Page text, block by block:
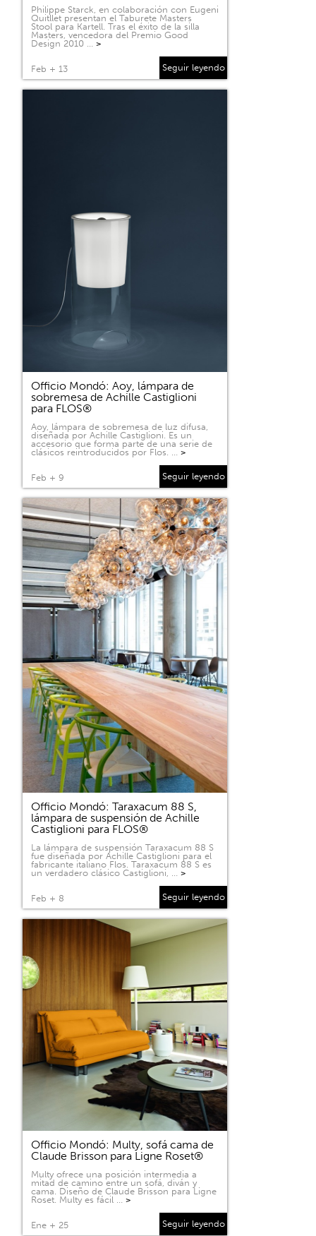
Philippe Starck, en colaboración con Eugeni
Quitllet presentan el Taburete Masters
Stool para Kartell. Tras el éxito de la silla
Masters, vencedora del Premio Good
Design 2010 … >
Feb + 13 Seguir leyendo
Officio Mondó: Aoy, lámpara de
sobremesa de Achille Castiglioni
para FLOS®
Aoy, lámpara de sobremesa de luz difusa,
diseñada por Achille Castiglioni. Es un
accesorio que forma parte de una serie de
clásicos reintroducidos por Flos. … >
Feb + 9 Seguir leyendo
Officio Mondó: Taraxacum 88 S,
lámpara de suspensión de Achille
Castiglioni para FLOS®
La lámpara de suspensión Taraxacum 88 S
fue diseñada por Achille Castiglioni para el
fabricante italiano Flos. Taraxacum 88 S es
un verdadero clásico Castiglioni, … >
Feb + 8 Seguir leyendo
Officio Mondó: Multy, sofá cama de
Claude Brisson para Ligne Roset®
Multy ofrece una posición intermedia a
mitad de camino entre un sofá, diván y
cama. Diseño de Claude Brisson para Ligne
Roset. Multy es fácil … >
Ene + 25 Seguir leyendo